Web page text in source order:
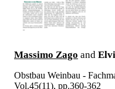
Massimo Zago and
Obstbau Weinbau -
Vol.45(11), pp.360-362